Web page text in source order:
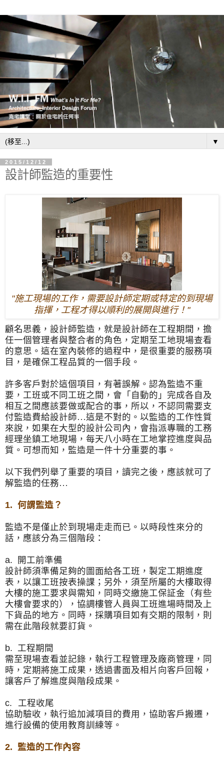
▼
2015/12/12
設計師監造的重要性
"施工現場的工作，需要設計師定期或特定的到現場
指揮，工程才得以順利的展開與進行！ "
顧名思義，設計師監造，就是設計師在工程期間， 擔
任一個管理者與整合者的角色，定期至工地現場查看
的意思。 這在室內裝修的過程中，是很重要的服務項
目， 是確保工程品質的一個手段。
許多客戶對於這個項目，有著誤解。認為監造不重
要， 工班或不同工班之間，會「自動的」 完成各自及
相互之間應該要做或配合的事，所以， 不認同需要支
付監造費給設計師…這是不對的。 以監造的工作性質
來說，如果在大型的設計公司內， 會指派專職的工務
經理坐鎮工地現場， 每天八小時在工地掌控進度與品
質。可想而知， 監造是一件十分重要的事。
以下我們列舉了重要的項目，讀完之後，應該就可了
解監造的任務…
1. 何謂監造？
監造不是僅止於到現場走走而已。以時段性來分的
話， 應該分為三個階段：
a.
開工前準備
設計師須準備足夠的圖面給各工班，製定工期進度
表， 以讓工班按表操課；另外， 須至所屬的大樓取得
大樓的施工要求與需知，同時交繳施工保証金（有些
大樓會要求的）， 協調樓管人員與工班進場時間及上
下貨品的地方。同時， 採購項目如有交期的限制，則
需在此階段就要訂貨。
b. 工程期間
需至現場查看並記錄，執行工程管理及廠商管理，同
時， 定期將施工成果，透過書面及相片向客戶回報，
讓客戶了解進度與階段成果。
c.
工程收尾
協助驗收，執行追加減項目的費用，協助客戶搬遷，
進行設備的使用教育訓練等。
2. 監造的工作內容